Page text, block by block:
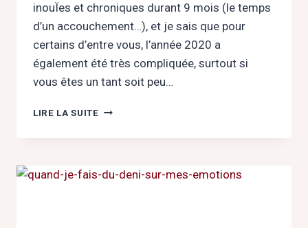
inouÏes et chroniques durant 9 mois (le temps
d’un accouchement…), et je sais que pour
certains d’entre vous, l’année 2020 a
également été très compliquée, surtout si
vous êtes un tant soit peu…
LIRE LA SUITEENFIN